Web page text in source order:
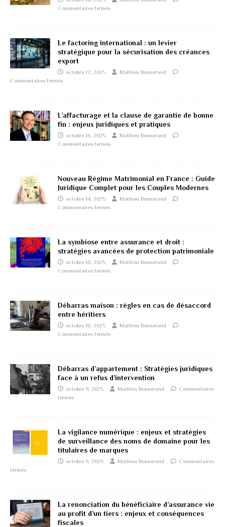
Commentaires fermés
Le factoring international : un levier
stratégique pour la sécurisation des créances
export
octobre 17, 2025
Mathieu Bonnerand
Commentaires fermés
L’affacturage et la clause de garantie de bonne
fin : enjeux juridiques et pratiques
octobre 16, 2025
Mathieu Bonnerand
Commentaires fermés
Nouveau Régime Matrimonial en France : Guide
Juridique Complet pour les Couples Modernes
octobre 14, 2025
Mathieu Bonnerand
Commentaires fermés
La symbiose entre assurance et droit :
stratégies avancées de protection patrimoniale
octobre 10, 2025
Mathieu Bonnerand
Commentaires fermés
Débarras maison : règles en cas de désaccord
entre héritiers
octobre 10, 2025
Mathieu Bonnerand
Commentaires fermés
Débarras d’appartement : Stratégies juridiques
face à un refus d’intervention
octobre 9, 2025 Mathieu Bonnerand
Commentaires
fermés
La vigilance numérique : enjeux et stratégies
de surveillance des noms de domaine pour les
titulaires de marques
octobre 9, 2025 Mathieu Bonnerand
Commentaires
fermés
La renonciation du bénéficiaire d’assurance vie
au profit d’un tiers : enjeux et conséquences
fiscales